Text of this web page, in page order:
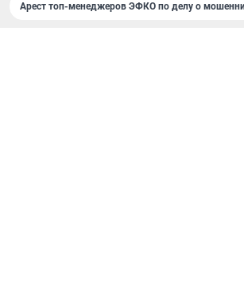
Арест топ-менеджеров ЭФКО по делу о